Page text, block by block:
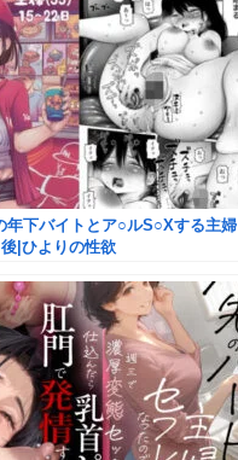
年下バイトとア○ルS○Xする主婦
後|ひよりの性欲